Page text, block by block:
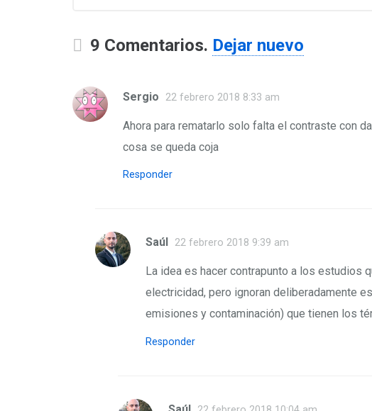
9 Comentarios. Dejar nuevo
Sergio 22 febrero 2018 8:33 am
Ahora para rematarlo solo falta el contraste con
cosa se queda coja
Responder
Saúl 22 febrero 2018 9:39 am
La idea es hacer contrapunto a los estudios
electricidad, pero ignoran deliberadamente
emisiones y contaminación) que tienen los
Responder